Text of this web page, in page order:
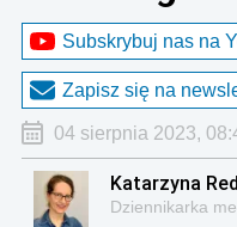
Subskrybuj nas na
Zapisz się na
04 sierpnia 2023,
Katarzyna
Dziennikarka